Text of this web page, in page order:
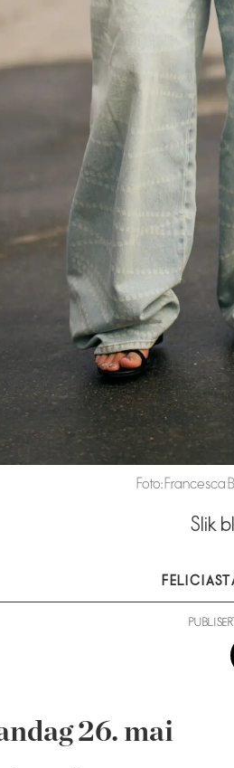
Foto:
Slik
FELICIA
PUBLISERT
26. mai